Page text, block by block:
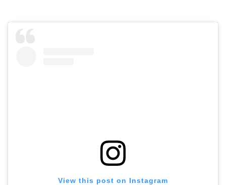
View this post on Instagram